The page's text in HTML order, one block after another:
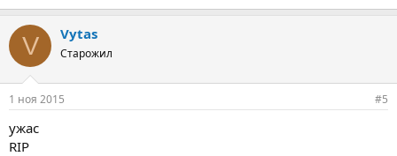
V Vytas
Старожил
1 ноя 2015 #5
ужас
RIP